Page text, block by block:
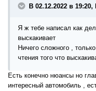
В 02.12.2022 в
Я ж тебе написал как
выскакивает
Ничего сложного ,
чтения того что
Есть конечно нюансы но
интересный автомобиль ,